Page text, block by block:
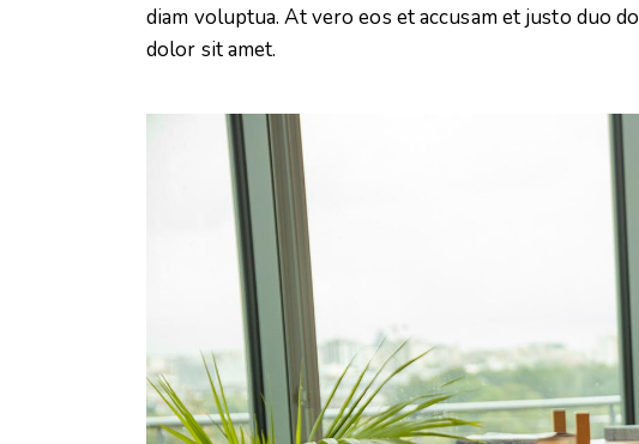
diam voluptua. At vero eos et accusam et justo duo
dolor sit amet.